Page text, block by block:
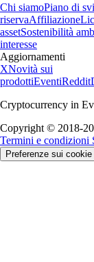
Chi siamoPiano di
riservaAffiliazione
assetSostenibilità
interesse
Aggiornamenti
XNovità sui
prodottiEventiReddit
Cryptocurrency in
Copyright © 2018-
Termini e condizioni
Preferenze sui cookie